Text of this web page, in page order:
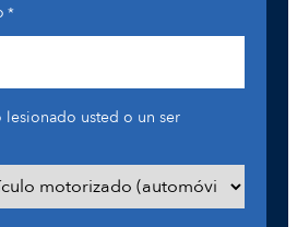
*
lesionado usted o un ser